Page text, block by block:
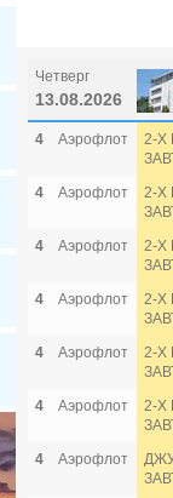
Четверг
13.08.2026
4 Аэрофлот
2-Х
4
Аэрофлот
2-Х
4
Аэрофлот
2-Х
4
Аэрофлот
2-Х
4
Аэрофлот
2-Х
4
Аэрофлот
2-Х
4
Аэрофлот